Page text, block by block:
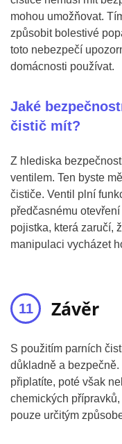
mohou umožňovat.
způsobit bolestivé
toto nebezpečí
domácnosti používat.
Jaké
čistič mít?
Z hlediska
ventilem. Ten byste
čističe. Ventil plní
předčasnému
pojistka, která zaručí,
manipulaci vycházet
Závěr
S použitím parních
důkladně a
připlatíte, poté však
chemických
pouze určitým